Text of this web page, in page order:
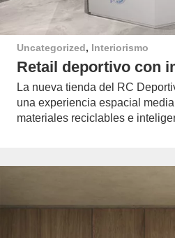
Uncategorized, Interiorismo
Retail deportivo con
La nueva tienda del RC
una experiencia espacial
materiales reciclables e